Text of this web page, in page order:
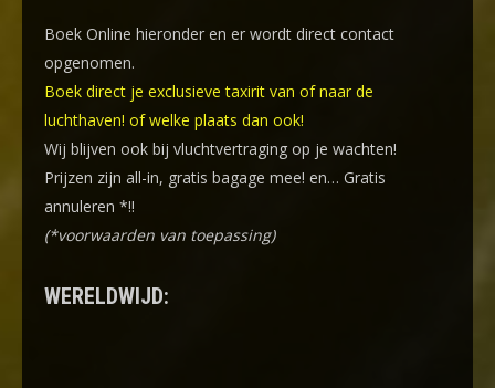
Boek Online hieronder en er wordt direct contact
opgenomen.
Boek direct je exclusieve taxirit van of naar de
luchthaven! of welke plaats dan ook!
Wij blijven ook bij vluchtvertraging op je wachten!
Prijzen zijn all-in, gratis bagage mee! en… Gratis
annuleren *!!
(*voorwaarden van toepassing)
WERELDWIJD: